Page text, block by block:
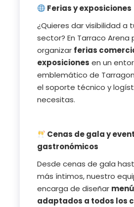
Ferias y exposiciones
¿Quieres dar visibilidad a
sector? En Tarraco Arena
organizar ferias
exposiciones en un
emblemático de
el soporte técnico y
necesitas.
Cenas de gala y
gastronómicos
Desde cenas de gala
más íntimos, nuestro
encarga de diseñar
adaptados a todos los